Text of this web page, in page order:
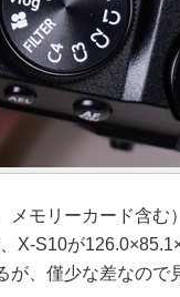
メモリーカード含む
X-S10が
が、僅少な差なので